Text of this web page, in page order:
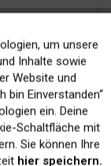
von
24H*
Aktiv
Inaktiv
Inaktiv
um unsere
Inhalte sowie
Website und
bin Einverstanden“
ein. Deine
Schaltfläche mit
Sie können Ihre
hier speichern.